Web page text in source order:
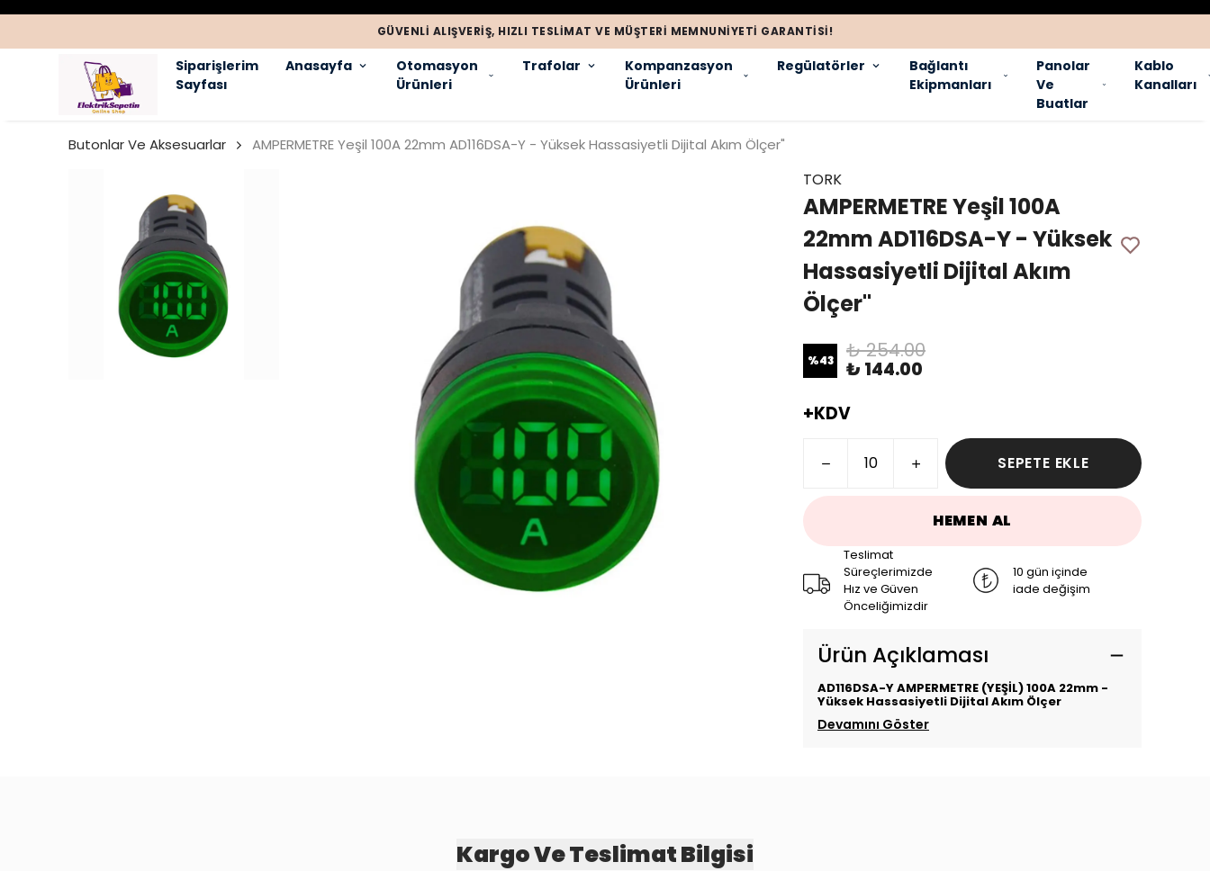
GÜVENLI ALIŞVERIŞ, HIZLI TESLIMAT VE MÜŞTERI MEMNUNIYETI GARANTISI!
Siparişlerim
Sayfası
Anasayfa
Otomasyon
Ürünleri
Trafolar
Kompanzasyon
Ürünleri
Regülatörler
Bağlantı
Ekipmanları
Panolar
Ve
Buatlar
Kablo
Kanalları
Butonlar Ve Aksesuarlar AMPERMETRE Yeşil 100A 22mm AD116DSA-Y - Yüksek Hassasiyetli Dijital Akım Ölçer"
TORK
AMPERMETRE Yeşil 100A
22mm AD116DSA-Y - Yüksek
Hassasiyetli Dijital Akım
Ölçer"
%43 ₺ 254.00
₺ 144.00
+KDV
SEPETE EKLE
HEMEN AL
Teslimat
Süreçlerimizde
Hız ve Güven
Önceliğimizdir
10 gün içinde
iade değişim
Ürün Açıklaması
AD116DSA-Y AMPERMETRE (YEŞİL) 100A 22mm -
Yüksek Hassasiyetli Dijital Akım Ölçer
Devamını Göster
Kargo Ve Teslimat Bilgisi